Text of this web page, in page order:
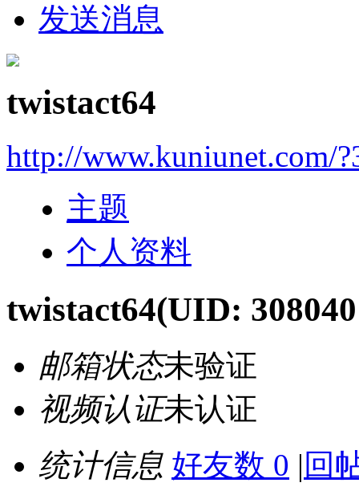
发送消息
twistact64
http://www.kuniunet.com/
主题
个人资料
twistact64(UID:
邮箱状态未验证
视频认证未认证
统计信息 好友数 0 | 回